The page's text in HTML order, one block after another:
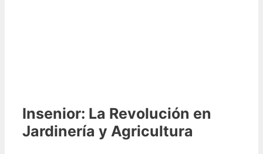
Insenior: La Revolución en
Jardinería y Agricultura